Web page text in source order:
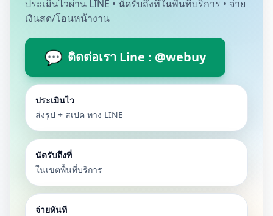
ประเมินไวผ่าน LINE • นัดรับถึงที่ในพื้นที่บริการ • จ่าย
เงินสด/โอนหน้างาน
💬 ติดต่อเรา Line : @webuy
ประเมินไว
ส่งรูป + สเปค ทาง LINE
นัดรับถึงที่
ในเขตพื้นที่บริการ
จ่ายทันที